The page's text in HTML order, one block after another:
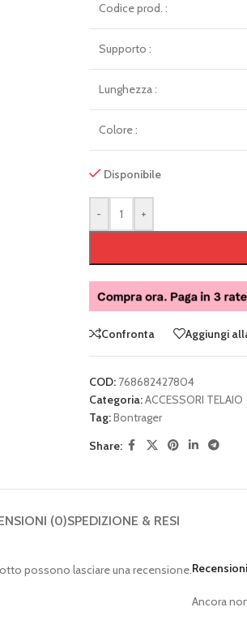
Codice prod. :
Supporto :
Lunghezza :
Colore :
Disponibile
- +
Confronta Aggiungi
COD: 768682427804
Categoria:ACCESSORI TELAIO
Tag:Bontrager
Share:
(0)SPEDIZIONE & RESI
Recensioni
Ancora
possono lasciare una recensione.